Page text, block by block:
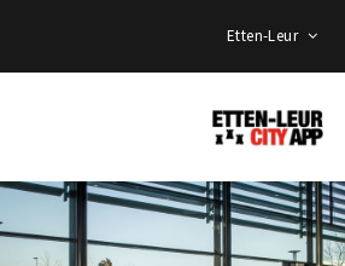
Etten-Leur
Etten-
Leur